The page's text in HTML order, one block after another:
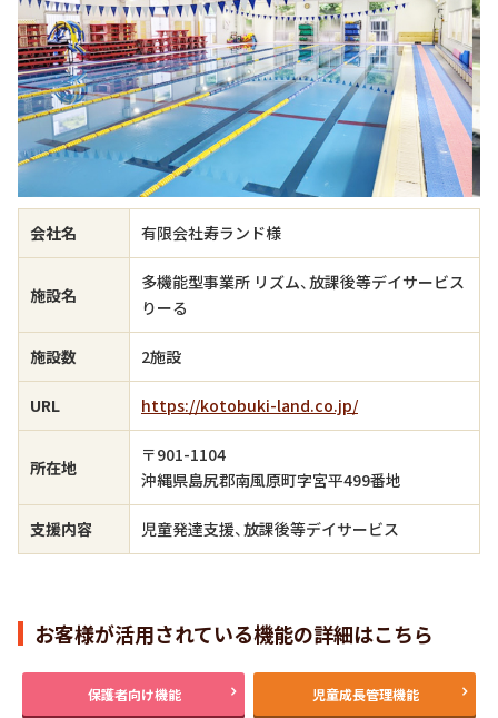
会社名 有限会社寿ランド様
施設名
多機能型事業所 リズム、放課後等デイサービス
りーる
施設数 2施設
URL https://kotobuki-land.co.jp/
所在地
〒901-1104
沖縄県島尻郡南風原町字宮平499番地
支援内容 児童発達支援、放課後等デイサービス
お客様が活用されている機能の詳細はこちら
保護者向け機能 児童成長管理機能